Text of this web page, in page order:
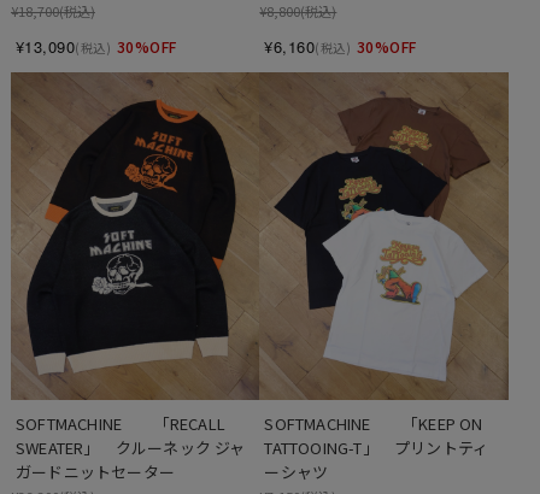
¥18,700(税込)
¥13,090(税込) 30%OFF
¥8,800(税込)
¥6,160(税込) 30%OFF
SOFTMACHINE　　「RECALL
SWEATER」　クルーネック ジャ
ガードニットセーター
SOFTMACHINE　　「KEEP ON
TATTOOING-T」　プリントティ
ーシャツ